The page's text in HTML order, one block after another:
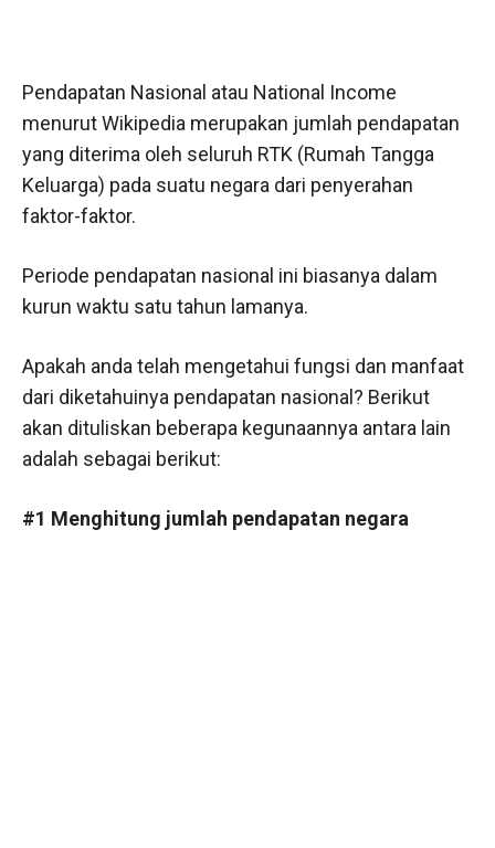
Pendapatan Nasional atau National Income
menurut Wikipedia merupakan jumlah pendapatan
yang diterima oleh seluruh RTK (Rumah Tangga
Keluarga) pada suatu negara dari penyerahan
faktor-faktor.
Periode pendapatan nasional ini biasanya dalam
kurun waktu satu tahun lamanya.
Apakah anda telah mengetahui fungsi dan manfaat
dari diketahuinya pendapatan nasional? Berikut
akan dituliskan beberapa kegunaannya antara lain
adalah sebagai berikut:
#1 Menghitung jumlah pendapatan negara